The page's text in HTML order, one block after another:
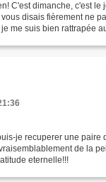
C'est dimanche, c'est le
disais fièrement ne
me suis bien rattrapée
je recuperer une paire
de la
eternelle!!!